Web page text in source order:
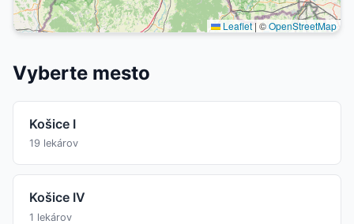
Leaflet | ©OpenStreetMap
Vyberte mesto
Košice I
19 lekárov
Košice IV
1 lekárov